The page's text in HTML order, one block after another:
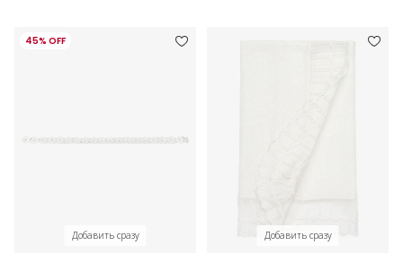
45% OFF
Добавить сразу Добавить сразу